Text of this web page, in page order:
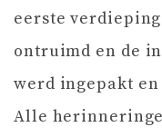
eerste
ontruimd en de
werd ingepakt
Alle